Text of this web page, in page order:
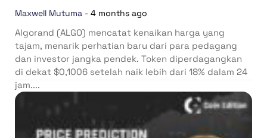
Maxwell Mutuma - 4 months ago
Algorand (ALGO) mencatat kenaikan harga yang
tajam, menarik perhatian baru dari para pedagang
dan investor jangka pendek. Token diperdagangkan
di dekat $0,1006 setelah naik lebih dari 18% dalam 24
jam....